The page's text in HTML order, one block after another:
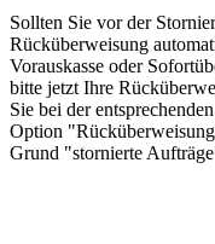
Sollten Sie vor der
Rücküberweisung
Vorauskasse oder
bitte jetzt Ihre
Sie bei der
Option
Grund "stornierte